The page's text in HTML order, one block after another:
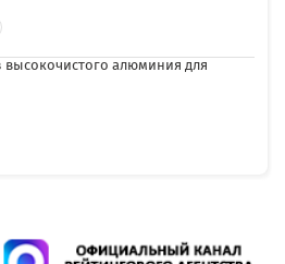
высокочистого алюминия для